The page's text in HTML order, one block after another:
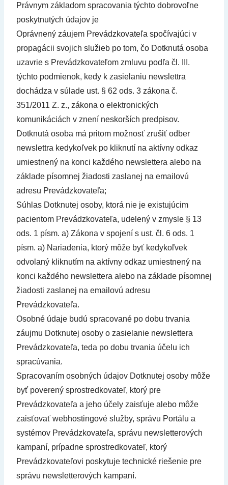
Právnym základom spracovania týchto dobrovoľne
poskytnutých údajov je
Oprávnený záujem Prevádzkovateľa spočívajúci v
propagácii svojich služieb po tom, čo Dotknutá osoba
uzavrie s Prevádzkovateľom zmluvu podľa čl. III.
týchto podmienok, kedy k zasielaniu newslettra
dochádza v súlade ust. § 62 ods. 3 zákona č.
351/2011 Z. z., zákona o elektronických
komunikáciách v znení neskorších predpisov.
Dotknutá osoba má pritom možnosť zrušiť odber
newslettra kedykoľvek po kliknutí na aktívny odkaz
umiestnený na konci každého newslettera alebo na
základe písomnej žiadosti zaslanej na emailovú
adresu Prevádzkovateľa;
Súhlas Dotknutej osoby, ktorá nie je existujúcim
pacientom Prevádzkovateľa, udelený v zmysle § 13
ods. 1 písm. a) Zákona v spojení s ust. čl. 6 ods. 1
písm. a) Nariadenia, ktorý môže byť kedykoľvek
odvolaný kliknutím na aktívny odkaz umiestnený na
konci každého newslettera alebo na základe písomnej
žiadosti zaslanej na emailovú adresu
Prevádzkovateľa.
Osobné údaje budú spracované po dobu trvania
záujmu Dotknutej osoby o zasielanie newslettera
Prevádzkovateľa, teda po dobu trvania účelu ich
spracúvania.
Spracovaním osobných údajov Dotknutej osoby môže
byť poverený sprostredkovateľ, ktorý pre
Prevádzkovateľa a jeho účely zaisťuje alebo môže
zaisťovať webhostingové služby, správu Portálu a
systémov Prevádzkovateľa, správu newsletterových
kampaní, prípadne sprostredkovateľ, ktorý
Prevádzkovateľovi poskytuje technické riešenie pre
správu newsletterových kampaní.